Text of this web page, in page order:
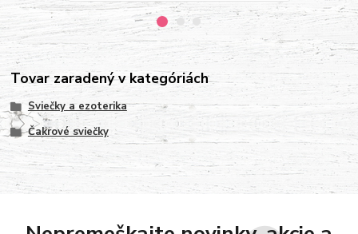
Tovar zaradený v kategóriách
Sviečky a ezoterika
Čakrové sviečky